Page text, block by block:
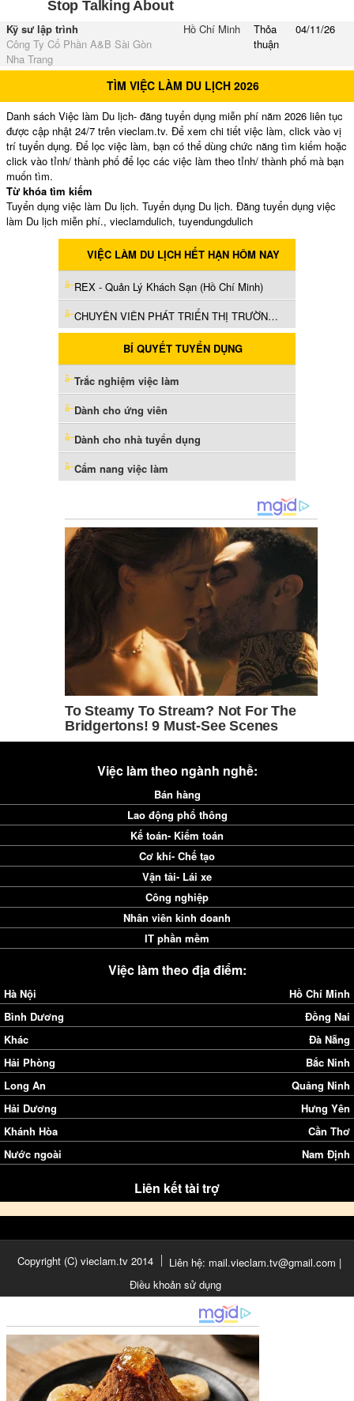
Kỹ sư lập trình
Công Ty Cổ Phần A&B Sài Gòn
Nha Trang
Hồ Chí Minh
Thỏa
thuận
04/11/26
TÌM VIỆC LÀM DU LỊCH 2026
Danh sách Việc làm Du lịch- đăng tuyển dụng miễn phí năm 2026 liên tục
được cập nhật 24/7 trên vieclam.tv. Để xem chi tiết việc làm, click vào vị
trí tuyển dụng. Để lọc việc làm, bạn có thể dùng chức năng tìm kiếm hoặc
click vào tỉnh/ thành phố để lọc các việc làm theo tỉnh/ thành phố mà bạn
muốn tìm.
Từ khóa tìm kiếm
Tuyển dụng việc làm Du lịch. Tuyển dụng Du lịch. Đăng tuyển dụng việc
làm Du lịch miễn phí., vieclamdulich, tuyendungdulich
VIỆC LÀM DU LỊCH HẾT HẠN HÔM NAY
REX - Quản Lý Khách Sạn (Hồ Chí Minh)
CHUYÊN VIÊN PHÁT TRIỂN THỊ TRƯỜNG (Hà Nội)
BÍ QUYẾT TUYỂN DỤNG
Trắc nghiệm việc làm
Dành cho ứng viên
Dành cho nhà tuyển dụng
Cẩm nang việc làm
Việc làm theo ngành nghề:
Bán hàng
Lao động phổ thông
Kế toán- Kiểm toán
Cơ khí- Chế tạo
Vận tải- Lái xe
Công nghiệp
Nhân viên kinh doanh
IT phần mềm
Việc làm theo địa điểm:
Hà Nội
Hồ Chí Minh
Bình Dương
Đồng Nai
Khác
Đà Nẵng
Hải Phòng
Bắc Ninh
Long An
Quảng Ninh
Hải Dương
Hưng Yên
Khánh Hòa
Cần Thơ
Nước ngoài
Nam Định
Liên kết tài trợ
Copyright (C) vieclam.tv 2014
Liên hệ: mail.vieclam.tv@gmail.com |
Điều khoản sử dụng